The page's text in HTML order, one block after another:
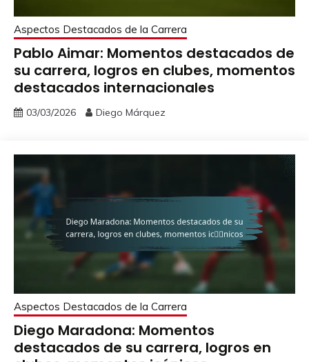
Aspectos Destacados de la Carrera
Pablo Aimar: Momentos destacados de
su carrera, logros en clubes, momentos
destacados internacionales
03/03/2026 Diego Márquez
Aspectos Destacados de la Carrera
Diego Maradona: Momentos
destacados de su carrera, logros en